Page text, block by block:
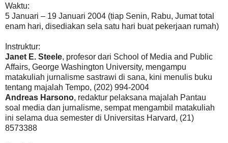
Waktu:
5 Januari – 19 Januari 2004 (tiap Senin, Rabu, Jumat total
enam hari, disediakan sela satu hari buat pekerjaan rumah)
Instruktur:
Janet E. Steele, profesor dari School of Media and Public
Affairs, George Washington University, mengampu
matakuliah jurnalisme sastrawi di sana, kini menulis buku
tentang majalah Tempo, (202) 994-2004
Andreas Harsono, redaktur pelaksana majalah Pantau
soal media dan jurnalisme, sempat mengambil matakuliah
ini selama dua semester di Universitas Harvard, (21)
8573388